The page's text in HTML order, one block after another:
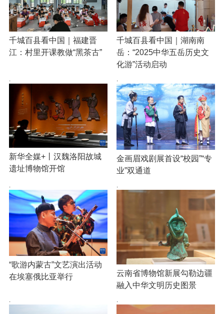
千城百县看中国｜福建晋
江：村里开课教做“黑茶古”
千城百县看中国｜湖南南
岳：“2025中华五岳历史文
化游”活动启动
·
新华全媒+丨汉魏洛阳故城
遗址博物馆开馆
·
金画眉戏剧展首设“校园”“专
业”双通道
·
“歌游内蒙古”文艺演出活动
在埃塞俄比亚举行
·
云南省博物馆新展勾勒边疆
融入中华文明历史图景
· ·